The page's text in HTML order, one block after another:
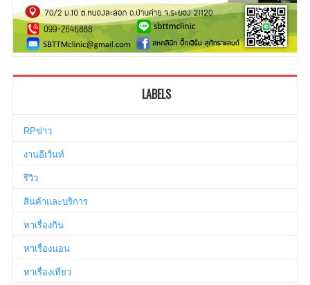
LABELS
RPข่าว
งานอีเว้นท์
รีวิว
สินค้าและบริการ
หาเรื่องกิน
หาเรื่องนอน
หาเรื่องเที่ยว